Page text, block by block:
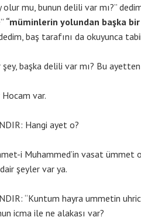
olur mu, bunun delili var mı?”
“müminlerin yolundan başka
baş tarafını da okuyunca
başka delili var mı? Bu
var.
Hangi ayet o?
i Muhammed’in vasat ümmet
şeyler var ya.
“Kuntum hayra ummetin
icma ile ne alakası var?